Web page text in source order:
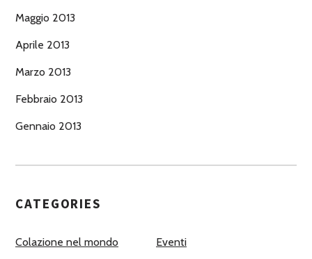
Maggio 2013
Aprile 2013
Marzo 2013
Febbraio 2013
Gennaio 2013
CATEGORIES
Colazione nel mondo Eventi